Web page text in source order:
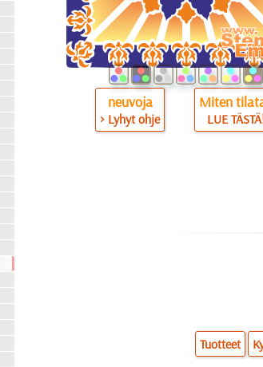
neuvoja
> Lyhyt ohje
Miten
LUE
Tuotteet